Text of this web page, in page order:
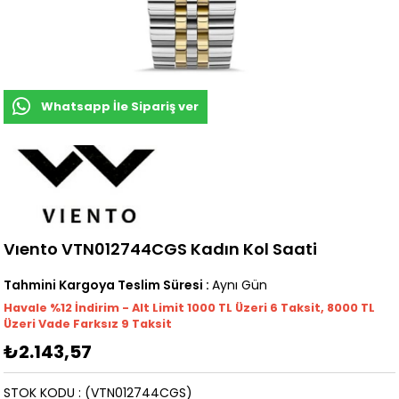
Whatsapp İle Sipariş ver
Vıento VTN012744CGS Kadın Kol Saati
Tahmini Kargoya Teslim Süresi : Aynı Gün
Havale %12 İndirim - Alt Limit 1000 TL Üzeri 6 Taksit, 8000 TL
Üzeri Vade Farksız 9 Taksit
₺2.143,57
(VTN012744CGS)
STOK KODU